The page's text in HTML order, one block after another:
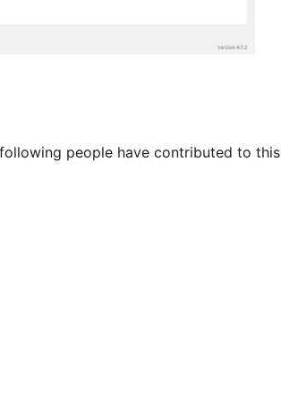
people have contributed to this